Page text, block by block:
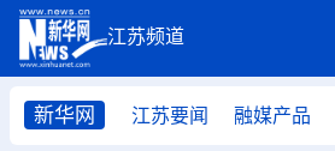
新华网 江苏要闻 融媒产品